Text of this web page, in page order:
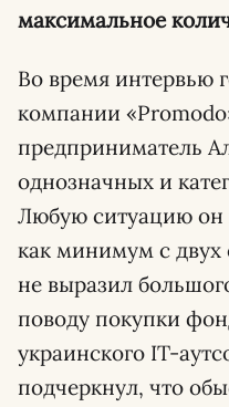
максимальное
Во время интервью
компании
предприниматель
однозначных и
Любую ситуацию он
как минимум с
не выразил
поводу покупки
украинского IT-
подчеркнул, что